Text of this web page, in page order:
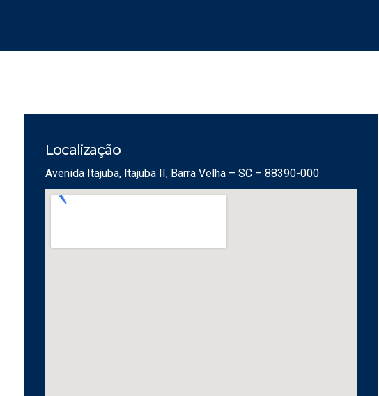
Localização
Avenida Itajuba, Itajuba II, Barra Velha – SC – 88390-000